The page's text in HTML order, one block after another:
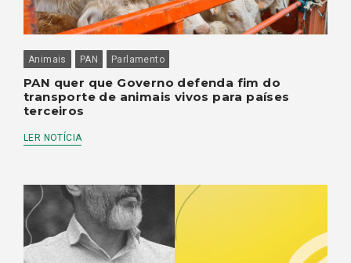
Animais PAN Parlamento
PAN quer que Governo defenda fim do
transporte de animais vivos para países
terceiros
LER NOTÍCIA